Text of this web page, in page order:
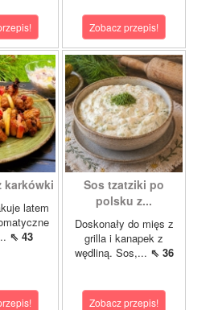
Zobacz przepis!
karkówki
latem
⇖ 43
Sos tzatziki po
polsku z...
Doskonały do mięs z
grilla i kanapek z
wędliną. Sos,... ⇖ 36
Zobacz przepis!